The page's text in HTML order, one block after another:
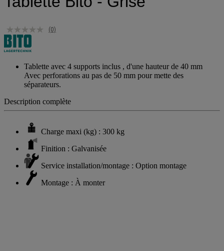
(0)
Tablette avec 4 supports inclus , d'une hauteur de 40 mm
Avec perforations au pas de 50 mm pour mette des
séparateurs.
Description complète
Charge maxi (kg) : 300 kg
Finition : Galvanisée
Service installation/montage : Option montage
Montage : À monter